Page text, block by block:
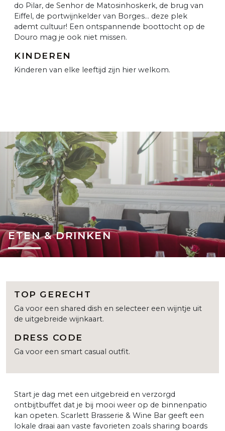
do Pilar, de Senhor de Matosinhoskerk, de brug van
Eiffel, de portwijnkelder van Borges... deze plek
ademt cultuur! Een ontspannende boottocht op de
Douro mag je ook niet missen.
KINDEREN
Kinderen van elke leeftijd zijn hier welkom.
ETEN & DRINKEN
TOP GERECHT
Ga voor een shared dish en selecteer een wijntje uit
de uitgebreide wijnkaart.
DRESS CODE
Ga voor een smart casual outfit.
Start je dag met een uitgebreid en verzorgd
ontbijtbuffet dat je bij mooi weer op de binnenpatio
kan opeten. Scarlett Brasserie & Wine Bar geeft een
lokale draai aan vaste favorieten zoals sharing boards